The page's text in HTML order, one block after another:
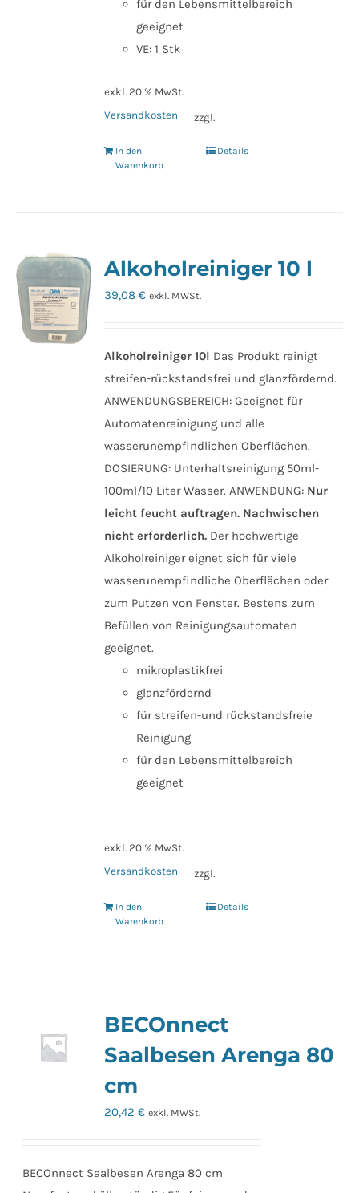
für den Lebensmittelbereich
geeignet
VE: 1 Stk
exkl. 20 % MwSt.
zzgl.
Versandkosten
In den
Warenkorb
Details
Alkoholreiniger 10 l
39,08€ exkl. MWSt.
Alkoholreiniger 10l Das Produkt reinigt
streifen-rückstandsfrei und glanzfördernd.
ANWENDUNGSBEREICH: Geeignet für
Automatenreinigung und alle
wasserunempfindlichen Oberflächen.
DOSIERUNG: Unterhaltsreinigung 50ml-
100ml/10 Liter Wasser. ANWENDUNG: Nur
leicht feucht auftragen. Nachwischen
nicht erforderlich. Der hochwertige
Alkoholreiniger eignet sich für viele
wasserunempfindliche Oberflächen oder
zum Putzen von Fenster. Bestens zum
Befüllen von Reinigungsautomaten
geeignet.
mikroplastikfrei
glanzfördernd
für streifen-und rückstandsfreie
Reinigung
für den Lebensmittelbereich
geeignet
exkl. 20 % MwSt.
zzgl.
Versandkosten
In den
Warenkorb
Details
BECOnnect
Saalbesen Arenga 80
cm
20,42€ exkl. MWSt.
BECOnnect Saalbesen Arenga 80 cm